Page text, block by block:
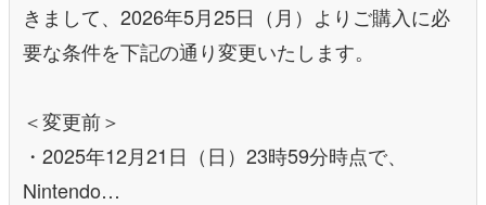
きまして、2026年5月25日（月）よりご購入に必
要な条件を下記の通り変更いたします。
＜変更前＞
・2025年12月21日（日）23時59分時点で、
Nintendo…